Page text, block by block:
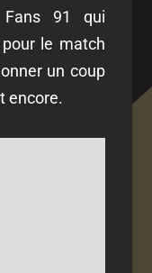
Fans 91 qui
le match
un coup
encore.